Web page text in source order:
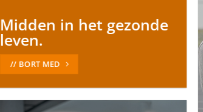
Midden in het gezonde
leven.
// BORT MED